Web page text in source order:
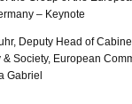
– Keynote
Deputy Head of
Society, European
Gabriel